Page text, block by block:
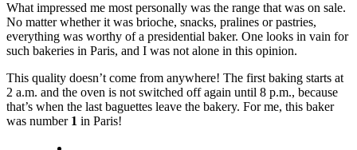
What impressed me most personally was the range that was on sale.
No matter whether it was brioche, snacks, pralines or pastries,
everything was worthy of a presidential baker. One looks in vain for
such bakeries in Paris, and I was not alone in this opinion.
This quality doesn’t come from anywhere! The first baking starts at
2 a.m. and the oven is not switched off again until 8 p.m., because
that’s when the last baguettes leave the bakery. For me, this baker
was number 1 in Paris!